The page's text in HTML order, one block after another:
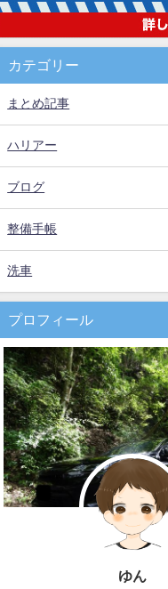
カテゴリー
まとめ記事
ハリアー
ブログ
整備手帳
洗車
プロフィール
ゆん